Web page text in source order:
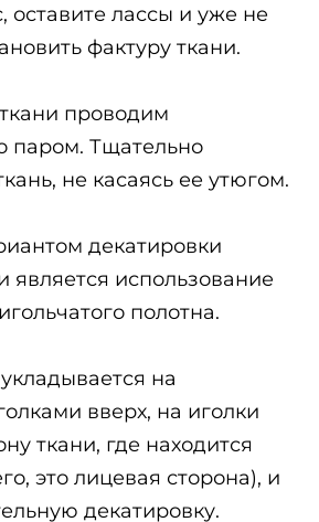
оставите лассы и уже не
фактуру ткани.
проводим
паром. Тщательно
не касаясь ее утюгом.
декатировки
является использование
полотна.
на
вверх, на иголки
ткани, где находится
это лицевая сторона), и
декатировку.